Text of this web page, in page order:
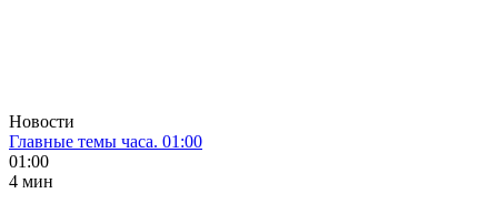
Новости
Главные темы часа. 01:00
01:00
4 мин